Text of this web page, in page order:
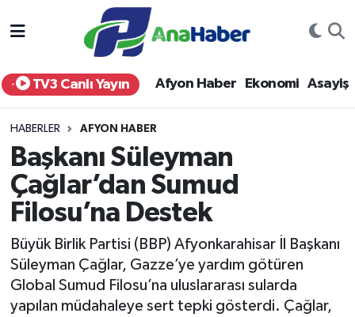
TV3 Canlı Yayın Afyon Haber Ekonomi Asayiş
HABERLER AFYON HABER
Başkanı Süleyman
Çağlar’dan Sumud
Filosu’na Destek
Büyük Birlik Partisi (BBP) Afyonkarahisar İl Başkanı
Süleyman Çağlar, Gazze’ye yardım götüren
Global Sumud Filosu’na uluslararası sularda
yapılan müdahaleye sert tepki gösterdi. Çağlar,
Yurt Haber
Afyon Haber
Siyaset
Spor
Eğitim
Sağlık
Afyonkarahisar Nöbetçi Eczaneler
Afyonkarahisar Hava Durumu
Afyonkarahisar Trafik Yoğunluk Haritası
Süper Lig Puan Durumu ve Fikstür
Tüm Manşetler
Son Dakika Haberleri